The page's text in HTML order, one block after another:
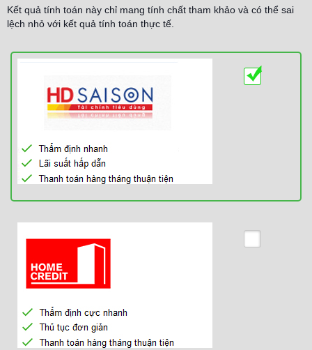
Kết quả tính toán này chỉ mang tính chất tham khảo và có thể sai
lệch nhỏ với kết quả tính toán thực tế.